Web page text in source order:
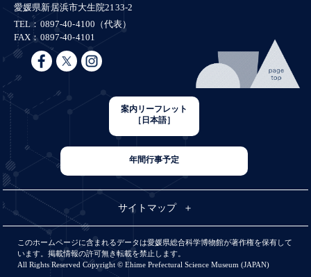
愛媛県新居浜市大生院2133-2
TEL：0897-40-4100（代表）
FAX：0897-40-4101
案内リーフレット
［日本語］
年間行事予定
サイトマップ
このホームページに含まれるデータは愛媛県総合科学博物館が著作権を保有して
います。掲載情報の許可無き転載を禁止します。
All Rights Reserved Copyright © Ehime Prefectural Science Museum (JAPAN)